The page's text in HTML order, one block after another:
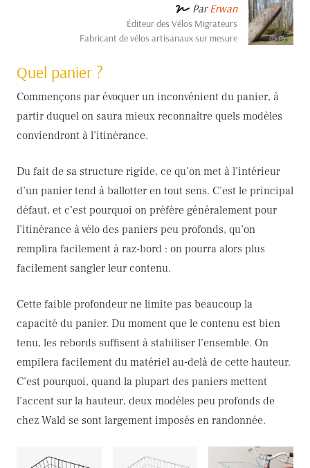
ParErwan
Éditeur des Vélos Migrateurs
Fabricant de vélos artisanaux sur mesure
Quel panier ?
Commençons par évoquer un inconvénient du panier, à
partir duquel on saura mieux reconnaître quels modèles
conviendront à l’itinérance.
Du fait de sa structure rigide, ce qu’on met à l’intérieur
d’un panier tend à ballotter en tout sens. C’est le principal
défaut, et c’est pourquoi on préfère généralement pour
l’itinérance à vélo des paniers peu profonds, qu’on
remplira facilement à raz-bord : on pourra alors plus
facilement sangler leur contenu.
Cette faible profondeur ne limite pas beaucoup la
capacité du panier. Du moment que le contenu est bien
tenu, les rebords suffisent à stabiliser l’ensemble. On
empilera facilement du matériel au-delà de cette hauteur.
C’est pourquoi, quand la plupart des paniers mettent
l’accent sur la hauteur, deux modèles peu profonds de
chez Wald se sont largement imposés en randonnée.